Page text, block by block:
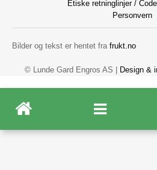
Etiske retninglinjer /
Personvern
Bilder og tekst er hentet fra frukt.no
© Lunde Gard Engros AS | Design &